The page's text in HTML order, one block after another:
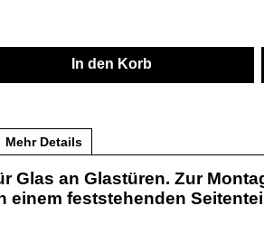
In den Korb
Mehr Details
Glas an Glastüren. Zur
einem feststehenden